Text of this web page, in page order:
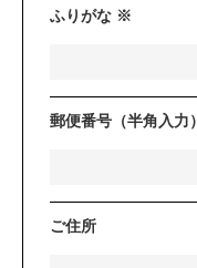
ふりがな ※
郵便番号（半角入力）
ご住所